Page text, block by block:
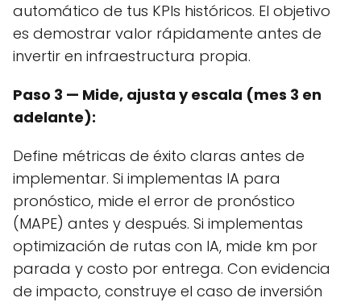
automático de tus KPIs históricos. El objetivo
es demostrar valor rápidamente antes de
invertir en infraestructura propia.
Paso 3 — Mide, ajusta y escala (mes 3 en
adelante):
Define métricas de éxito claras antes de
implementar. Si implementas IA para
pronóstico, mide el error de pronóstico
(MAPE) antes y después. Si implementas
optimización de rutas con IA, mide km por
parada y costo por entrega. Con evidencia
de impacto, construye el caso de inversión